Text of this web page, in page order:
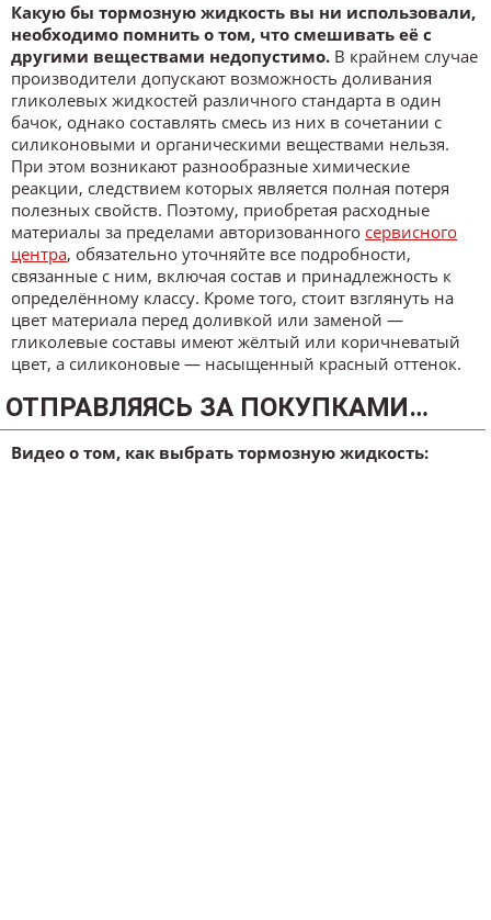
Какую бы тормозную жидкость вы ни использовали,
необходимо помнить о том, что смешивать её с
другими веществами недопустимо. В крайнем случае
производители допускают возможность доливания
гликолевых жидкостей различного стандарта в один
бачок, однако составлять смесь из них в сочетании с
силиконовыми и органическими веществами нельзя.
При этом возникают разнообразные химические
реакции, следствием которых является полная потеря
полезных свойств. Поэтому, приобретая расходные
материалы за пределами авторизованного сервисного
центра, обязательно уточняйте все подробности,
связанные с ним, включая состав и принадлежность к
определённому классу. Кроме того, стоит взглянуть на
цвет материала перед доливкой или заменой —
гликолевые составы имеют жёлтый или коричневатый
цвет, а силиконовые — насыщенный красный оттенок.
ОТПРАВЛЯЯСЬ ЗА ПОКУПКАМИ…
Видео о том, как выбрать тормозную жидкость: